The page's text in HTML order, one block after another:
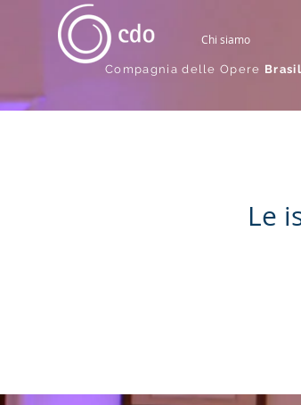
Compagnia delle Opere
Chi siamo
Le